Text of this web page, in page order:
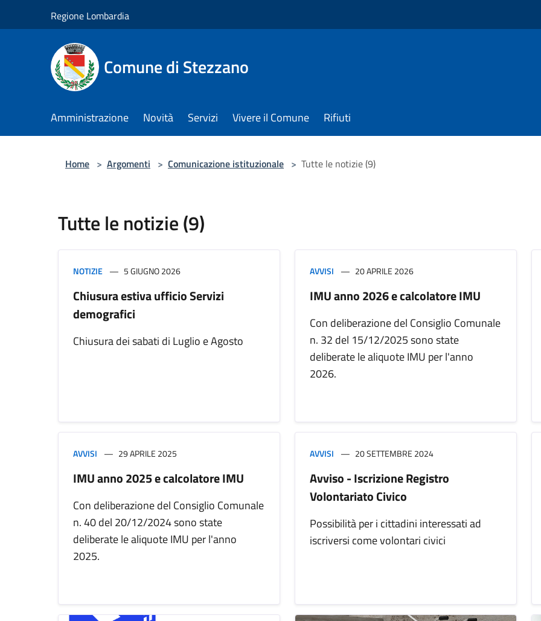
Regione Lombardia
Comune di Stezzano
Amministrazione Novità Servizi Vivere il Comune Rifiuti
Home > Argomenti > Comunicazione istituzionale > Tutte le notizie (9)
Tutte le notizie (9)
NOTIZIE 5 GIUGNO 2026
Chiusura estiva ufficio Servizi
demografici
Chiusura dei sabati di Luglio e Agosto
AVVISI 20 APRILE 2026
IMU anno 2026 e calcolatore IMU
Con deliberazione del Consiglio Comunale
n. 32 del 15/12/2025 sono state
deliberate le aliquote IMU per l'anno
2026.
AVVISI 29 APRILE 2025
IMU anno 2025 e calcolatore IMU
Con deliberazione del Consiglio Comunale
n. 40 del 20/12/2024 sono state
deliberate le aliquote IMU per l'anno
2025.
AVVISI 20 SETTEMBRE 2024
Avviso - Iscrizione Registro
Volontariato Civico
Possibilità per i cittadini interessati ad
iscriversi come volontari civici